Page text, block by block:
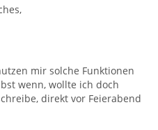
mir solche Funktionen
wenn, wollte ich doch
direkt vor Feierabend